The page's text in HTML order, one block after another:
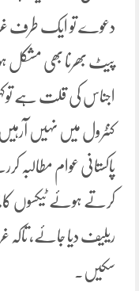
دعوے تو ایک طرف
پیٹ بھرنا بھی مشکل
اجناس کی قلت ہے
کنٹرول میں نہیں
پاکستانی عوام مطالبہ
کرتے ہوئے ٹیکسوں کا
ریلیف دیا جائے،
سکیں۔